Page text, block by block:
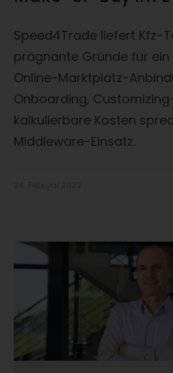
Speed4Trade liefert Kfz-
prägnante Gründe für ein
Online-Marktplatz-
Onboarding,
kalkulierbare Kosten
Middleware-Einsatz.